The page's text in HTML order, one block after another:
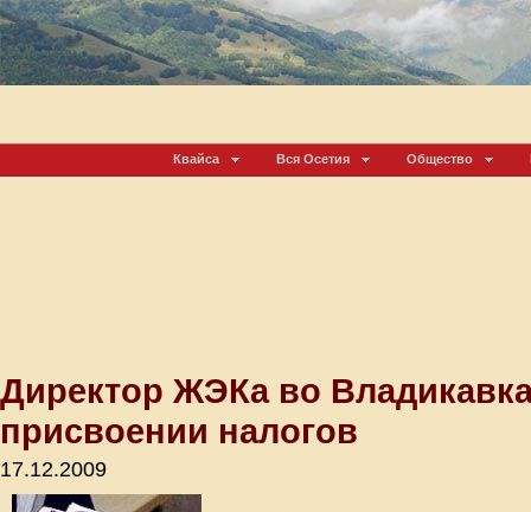
Квайса Вся Осетия Общество
Директор ЖЭКа во
присвоении налогов
17.12.2009